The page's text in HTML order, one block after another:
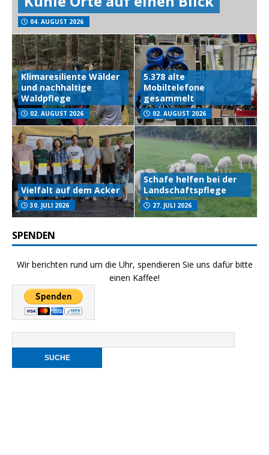
04. AUGUST 2026
Klimaresiliente Wälder
und nachhaltige
Waldpflege
02. AUGUST 2026
5.378 alte
Mobiltelefone
gesammelt
02. AUGUST 2026
Vielfalt auf dem Acker
30. JULI 2026
Schafe helfen bei der
Landschaftspflege
27. JULI 2026
SPENDEN
Wir berichten rund um die Uhr, spendieren Sie uns dafür bitte
einen Kaffee!